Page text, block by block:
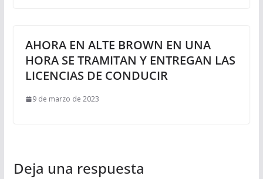
AHORA EN ALTE BROWN EN UNA
HORA SE TRAMITAN Y ENTREGAN LAS
LICENCIAS DE CONDUCIR
9 de marzo de 2023
Deja una respuesta